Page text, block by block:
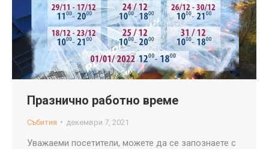
Празнично работно време
Събития декември 7, 2021
Уважаеми посетители, можете да се запознаете с